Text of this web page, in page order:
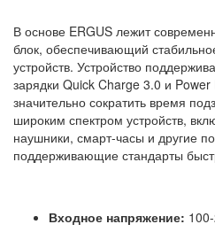
В основе ERGUS лежит
блок, обеспечивающий
устройств. Устройство
зарядки Quick Charge 3.0 и
значительно сократить время
широким спектром устройств,
наушники, смарт-часы и другие
поддерживающие стандарты
Входное напряжение: